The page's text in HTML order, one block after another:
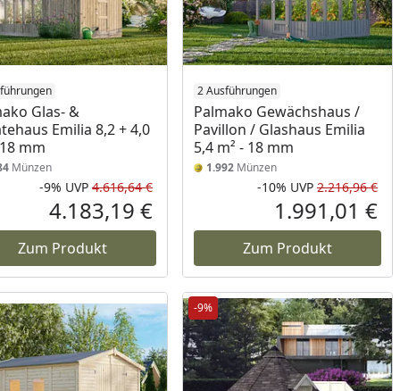
Preis
Glas- &
Emilia 8,2 + 4,0
mm
Münzen
Rabatt in Prozent
-9%
Ursprünglicher Preis
UVP 4.616,64 €
Aktueller Preis
4.183,19 €
Zum Produkt
2 Ausführungen
Palmako Gewächshaus /
Pavillon / Glashaus Emilia
5,4 m² - 18 mm
1.992 Münzen
-10% UVP 2.216,96 €
1.991,01 €
Zum Produkt
-9%